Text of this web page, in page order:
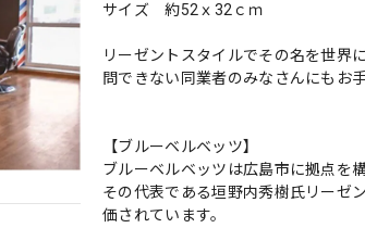
サイズ 約52ｘ32ｃｍ
リーゼントスタイルでその名を世界
問できない同業者のみなさんにもお
【ブルーベルベッツ】
ブルーベルベッツは広島市に拠点を
その代表である垣野内秀樹氏リーゼ
価されています。